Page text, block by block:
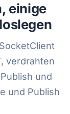
einige
verdrahten
und
und Publish